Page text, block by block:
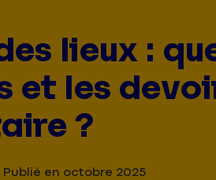
lieux :
et les
?
Publié en octobre 2025